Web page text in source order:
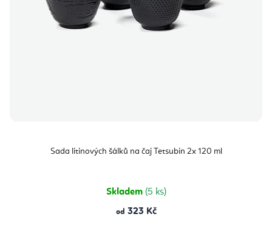
Sada litinových šálků na čaj Tetsubin 2x 120 ml
Skladem (5 ks)
od 323 Kč